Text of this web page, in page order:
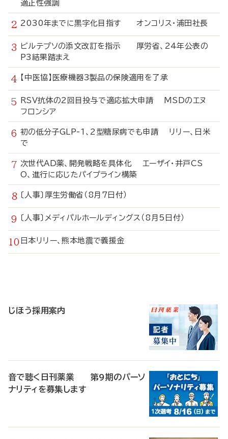
適正性強調
2030年までに黒字化目指す オンコリス・浦田社長
ビルテプソの添文改訂を指示 厚労省、24年公表の
P3結果踏まえ
【中医協】医療機器3製品の保険適用を了承
RSV抗体の2回目投与で適応拡大申請 MSDのエヌ
フロンシア
初の低分子GLP-1、2型糖尿病でも申請 リリー、日米
で
次世代AD薬、開発戦略を具体化 エーザイ・井戸CS
O、進行に応じたパイプライン構築
〔人事〕厚生労働省（8月7日付）
〔人事〕メディパルホールディングス（8月5日付）
日本リリー、熊本地震で義援金
じほう採用案内
音で聴く日刊薬業 第9期のパーソ
ナリティを募集します